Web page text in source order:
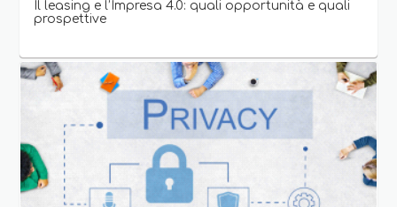
Il leasing e l’Impresa 4.0: quali opportunità e quali
prospettive